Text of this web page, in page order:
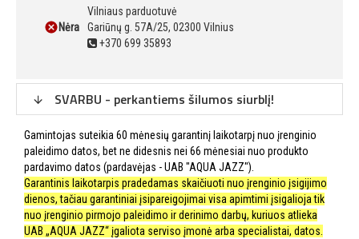
Nėra
Vilniaus parduotuvė
Gariūnų g. 57A/25, 02300 Vilnius
+370 699 35893
SVARBU - perkantiems šilumos siurblį!
Gamintojas suteikia 60 mėnesių garantinį laikotarpį nuo įrenginio
paleidimo datos, bet ne didesnis nei 66 mėnesiai nuo produkto
pardavimo datos (pardavėjas - UAB "AQUA JAZZ").
Garantinis laikotarpis pradedamas skaičiuoti nuo įrenginio įsigijimo
dienos, tačiau garantiniai įsipareigojimai visa apimtimi įsigalioja tik
nuo įrenginio pirmojo paleidimo ir derinimo darbų, kuriuos atlieka
UAB „AQUA JAZZ“ įgaliota serviso įmonė arba specialistai, datos.